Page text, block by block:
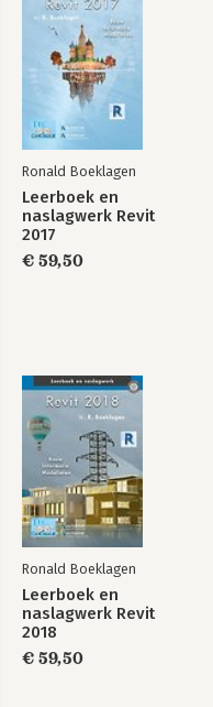
Basisboek Revit
2026
Ronald Boeklagen
Leerboek en
naslagwerk Revit
2017
€ 59,50
Ronald Boeklagen
Leerboek en
naslagwerk Revit
2018
€ 59,50